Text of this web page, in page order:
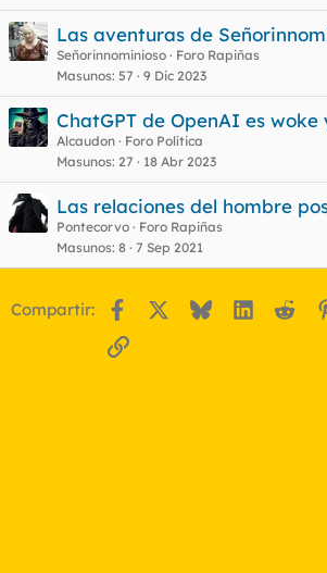
Las aventuras de
Señorinnominioso
Foro Rapiñas
Masunos 57 9 Dic 2023
ChatGPT de OpenAI es woke
Alcaudon
Foro Política
Masunos 27 18 Abr 2023
Las relaciones del hombre
Pontecorvo
Foro Rapiñas
Masunos 8 7 Sep 2021
Compartir: Facebook BlueskyLinkedIn
Enlace